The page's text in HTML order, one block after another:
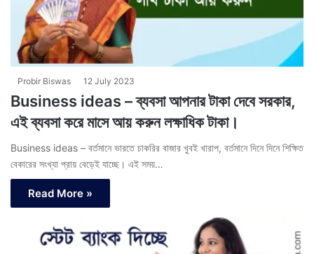
Probir Biswas 12 July 2023
Business ideas – ব্যবসা আপনার টাকা দেবে সরকার,
এই ব্যবসা করে মাসে আয় করুন লক্ষাধিক টাকা।
Business ideas – বর্তমানে ভারতে চাকরির বাজার খুবই খারাপ, বর্তমানে দিনে দিনে শিক্ষিত
বেকারের সংখ্যা প্রায় বেড়েই যাচ্ছে। এই সময়…
Read More »